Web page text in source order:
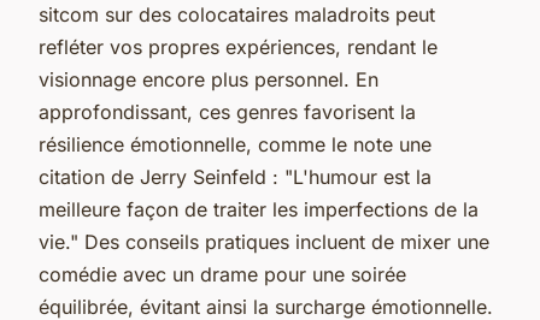
sitcom sur des colocataires maladroits peut
refléter vos propres expériences, rendant le
visionnage encore plus personnel. En
approfondissant, ces genres favorisent la
résilience émotionnelle, comme le note une
citation de Jerry Seinfeld : "L'humour est la
meilleure façon de traiter les imperfections de la
vie." Des conseils pratiques incluent de mixer une
comédie avec un drame pour une soirée
équilibrée, évitant ainsi la surcharge émotionnelle.